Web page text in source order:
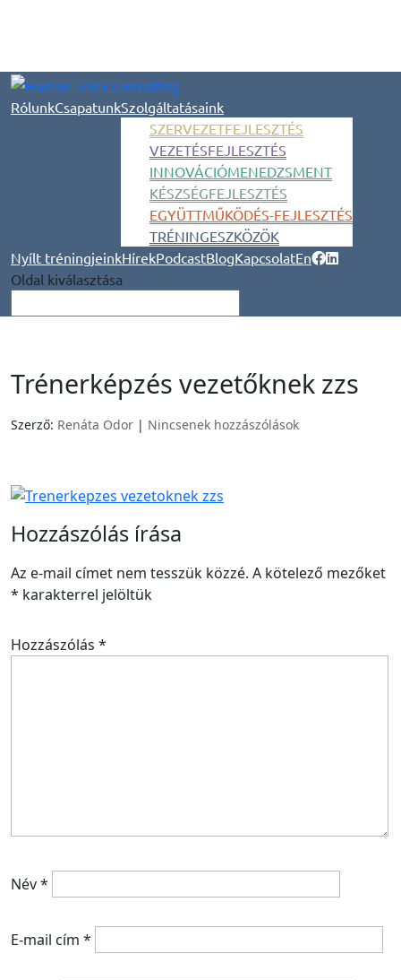
RólunkCsapatunkSzolgáltatásaink
SZERVEZETFEJLESZTÉS
VEZETÉSFEJLESZTÉS
INNOVÁCIÓMENEDZSMENT
KÉSZSÉGFEJLESZTÉS
EGYÜTTMŰKÖDÉS-FEJLESZTÉS
TRÉNINGESZKÖZÖK
Nyílt tréningjeinkHírekPodcastBlogKapcsolatEn
Oldal kiválasztása
Trénerképzés vezetőknek zzs
Szerző: Renáta Odor | Nincsenek hozzászólások
Hozzászólás írása
Az e-mail címet nem tesszük közzé. A kötelező mezőket
* karakterrel jelöltük
Hozzászólás *
Név*
E-mail cím *